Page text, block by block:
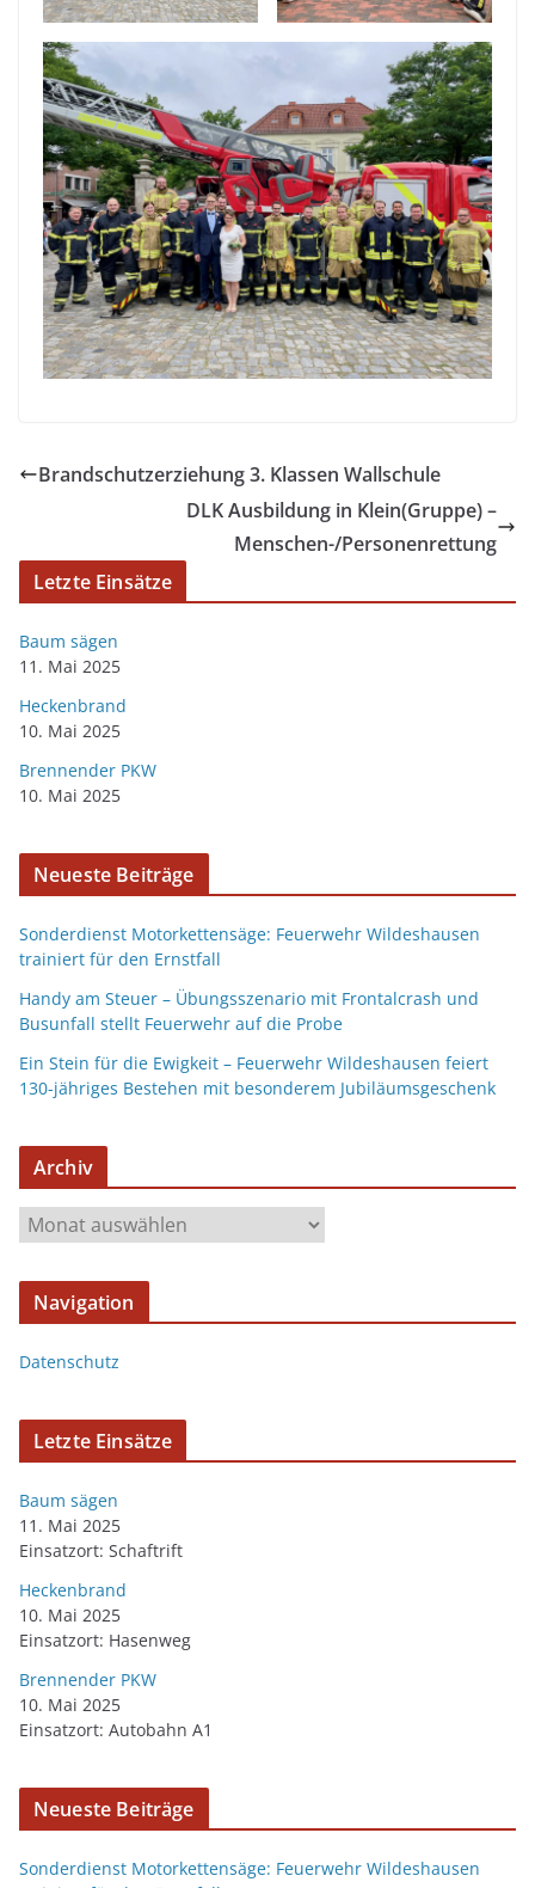
Brandschutzerziehung 3. Klassen Wallschule
DLK Ausbildung in Klein(Gruppe) –
Menschen-/Personenrettung
Letzte Einsätze
Baum sägen
11. Mai 2025
Heckenbrand
10. Mai 2025
Brennender PKW
10. Mai 2025
Neueste Beiträge
Sonderdienst Motorkettensäge: Feuerwehr Wildeshausen
trainiert für den Ernstfall
Handy am Steuer – Übungsszenario mit Frontalcrash und
Busunfall stellt Feuerwehr auf die Probe
Ein Stein für die Ewigkeit – Feuerwehr Wildeshausen feiert
130-jähriges Bestehen mit besonderem Jubiläumsgeschenk
Archiv
Navigation
Datenschutz
Letzte Einsätze
Baum sägen
11. Mai 2025
Einsatzort: Schaftrift
Heckenbrand
10. Mai 2025
Einsatzort: Hasenweg
Brennender PKW
10. Mai 2025
Einsatzort: Autobahn A1
Neueste Beiträge
Sonderdienst Motorkettensäge: Feuerwehr Wildeshausen